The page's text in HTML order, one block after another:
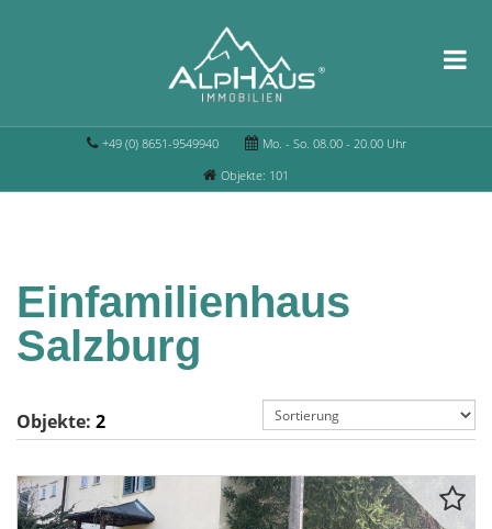
+49 (0) 8651-9549940
Mo. - So. 08.00 - 20.00 Uhr
Objekte: 101
Einfamilienhaus
Salzburg
Objekte: 2